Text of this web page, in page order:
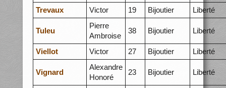
Trevaux
Victor 19 Bijoutier Liberté
Tuleu
Pierre
Ambroise
38 Bijoutier Liberté
Viellot Victor 27 Bijoutier Liberté
Vignard
Alexandre
Honoré
23 Bijoutier Liberté